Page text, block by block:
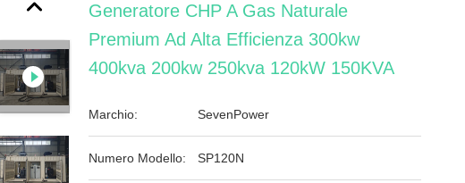
Generatore CHP A Gas Naturale
Premium Ad Alta Efficienza 300kw
400kva 200kw 250kva 120kW 150KVA
Marchio: SevenPower
Numero Modello: SP120N